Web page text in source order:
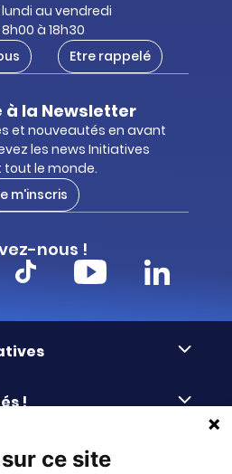
lundi au vendredi
à 18h30
Etre rappelé
à la Newsletter
et nouveautés en avant
les news Initiatives
le monde.
m'inscris
nous !
!
ce site